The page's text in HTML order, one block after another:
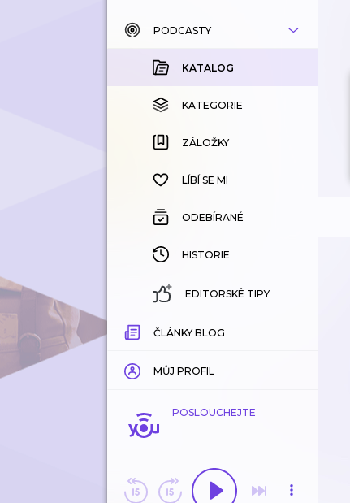
KATALOG
KOUPENÉ
KATEGORIE
ZÁLOŽKY
HISTORIE
PODCASTY
KATALOG
KATEGORIE
ZÁLOŽKY
LÍBÍ SE MI
ODEBÍRANÉ
HISTORIE
EDITORSKÉ TIPY
ČLÁNKY BLOG
MŮJ PROFIL
POSLOUCHEJTE